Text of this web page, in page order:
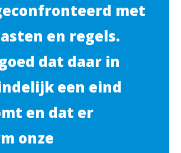
met
en regels.
dat daar in
een eind
en dat er
onze